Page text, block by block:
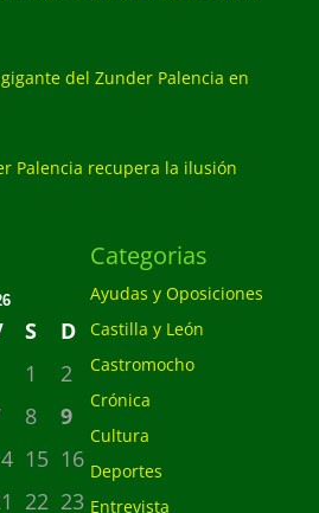
gigante del Zunder Palencia en
Palencia recupera la ilusión
S
D
1
2
8
9
15 16
22 23
Categorias
Ayudas y Oposiciones
Castilla y León
Castromocho
Crónica
Cultura
Deportes
Entrevista